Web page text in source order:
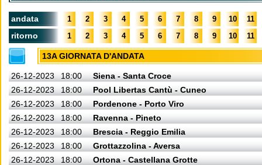
andata 1 2 3 4 5 6 7 8 9 10 11
ritorno 1 2 3 4 5 6 7 8 9 10 11
13A GIORNATA D'ANDATA
26-12-2023 18:00
Siena - Santa Croce
26-12-2023
18:00
Pool Libertas Cantù - Cuneo
26-12-2023
18:00
Pordenone - Porto Viro
26-12-2023
18:00
Ravenna - Pineto
26-12-2023
18:00
Brescia - Reggio Emilia
26-12-2023
18:00
Grottazzolina - Aversa
26-12-2023
18:00 Ortona - Castellana Grotte